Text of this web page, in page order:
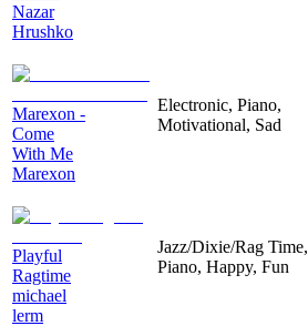
Nazar
Hrushko
Marexon -
Come
With Me
Marexon
Electronic, Piano,
Motivational, Sad
Playful
Ragtime
michael
lerm
Jazz/Dixie/Rag Time,
Piano, Happy, Fun